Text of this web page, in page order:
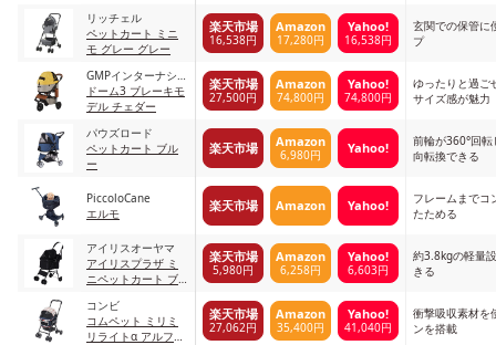
リッチェル
ペットカート ミニ
モ グレー グレー
楽天市場
16,538円
Amazon
17,280円
Yahoo!
16,538円
玄関での保管に
プ
GMPインターナショ
ナル
ドーム3 ブレーキモ
デル チェダー
楽天市場
27,500円
Amazon
74,800円
Yahoo!
74,800円
ゆったりと過ご
サイズ感が魅力
パウズロード
ペットカート ブル
ー
楽天市場 Amazon
6,980円 Yahoo!
前輪が360°回
向転換できる
PiccoloCane
エルモ
楽天市場 Amazon Yahoo!
フレームまでコ
たためる
アイリスオーヤマ
アイリスプラザ ミ
ニペットカート ブ
楽天市場
5,980円
Amazon
6,258円
Yahoo!
6,603円
約3.8kgの軽量
きる
コンビ
コムペット ミリミ
リライトα アルファ
楽天市場
27,062円
Amazon
35,400円
Yahoo!
41,040円
衝撃吸収素材を
ンを搭載